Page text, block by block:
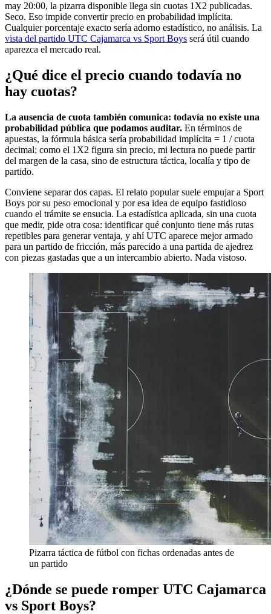
may 20:00, la pizarra disponible llega sin cuotas 1X2 publicadas.
Seco. Eso impide convertir precio en probabilidad implícita.
Cualquier porcentaje exacto sería adorno estadístico, no análisis. La
vista del partido UTC Cajamarca vs Sport Boys será útil cuando
aparezca el mercado real.
¿Qué dice el precio cuando todavía no
hay cuotas?
La ausencia de cuota también comunica: todavía no existe una
probabilidad pública que podamos auditar. En términos de
apuestas, la fórmula básica sería probabilidad implícita = 1 / cuota
decimal; como el 1X2 figura sin precio, mi lectura no puede partir
del margen de la casa, sino de estructura táctica, localía y tipo de
partido.
Conviene separar dos capas. El relato popular suele empujar a Sport
Boys por su peso emocional y por esa idea de equipo fastidioso
cuando el trámite se ensucia. La estadística aplicada, sin una cuota
que medir, pide otra cosa: identificar qué conjunto tiene más rutas
repetibles para generar ventaja, y ahí UTC aparece mejor armado
para un partido de fricción, más parecido a una partida de ajedrez
con piezas gastadas que a un intercambio abierto. Nada vistoso.
Pizarra táctica de fútbol con fichas ordenadas antes de
un partido
¿Dónde se puede romper UTC Cajamarca
vs Sport Boys?